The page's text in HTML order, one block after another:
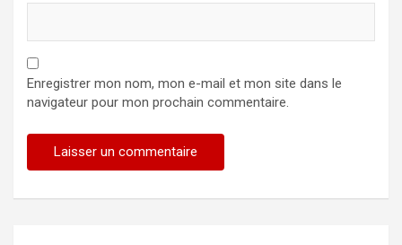
Enregistrer mon nom, mon e-mail et mon site dans le
navigateur pour mon prochain commentaire.